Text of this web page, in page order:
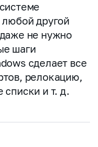
другой
не нужно
шаги
сделает все
релокацию,
списки и т. д.